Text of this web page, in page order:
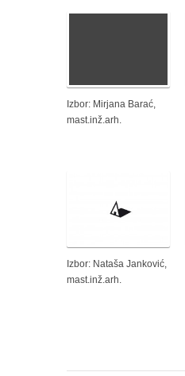
Izbor: Mirjana Barać,
mast.inž.arh.
Izbor: Nataša Janković,
mast.inž.arh.